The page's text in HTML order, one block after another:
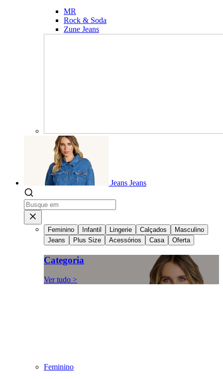
MR
Rock & Soda
Zune Jeans
Jeans Jeans
Feminino Infantil Lingerie Calçados
Masculino
Jeans
Plus Size Acessórios Casa Oferta
Categoria
Ver tudo >
Feminino